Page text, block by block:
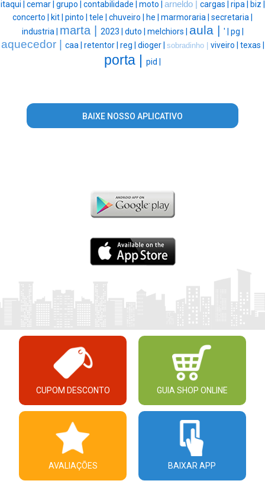
itaqui | cemar | grupo | contabilidade | moto | arneldo | cargas | ripa |
biz |
concerto |
kit | pinto | tele | chuveiro | he | marmoraria | secretaria |
industria | marta | 2023 | duto | melchiors | aula | ' | pg |
aquecedor | caa | retentor | reg | dioger | sobradinho | viveiro | texas |
porta | pid |
BAIXE NOSSO APLICATIVO
CUPOM DESCONTO GUIA SHOP ONLINE
AVALIAÇÕES BAIXAR APP